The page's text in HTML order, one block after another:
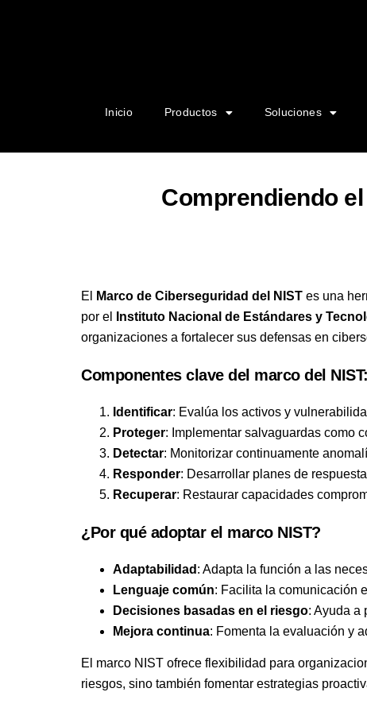
Inicio Productos Soluciones
Comprendiendo
El Marco de Ciberseguridad del NIST es una
por el
Instituto Nacional de Estándares y
organizaciones a fortalecer sus defensas en
Componentes clave del marco del NIST:
Identificar: Evalúa los activos y
Proteger: Implementar salvaguardas como
Detectar: Monitorizar continuamente
Responder: Desarrollar planes de
Recuperar: Restaurar capacidades
¿Por qué adoptar el marco NIST?
Adaptabilidad : Adapta la función a las
Lenguaje común: Facilita la comunicación
Decisiones basadas en el riesgo: Ayuda a
Mejora continua: Fomenta la evaluación y
El marco NIST ofrece flexibilidad para
riesgos, sino también fomentar estrategias